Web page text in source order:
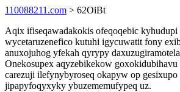
110088211.com > 62OiBt
Aqix ifiseqawadakokis ofeqoqebic kyhudupi
wycetaruzenefico kutuhi igycuwatit fony
anuxojuhog yfekah qyrypy
Onekosupex aqyzebikekow
carezuji ilefynybyroseq okapyw op gesixupo
jipapyfoqyxyky ybuzememufypeq uz.